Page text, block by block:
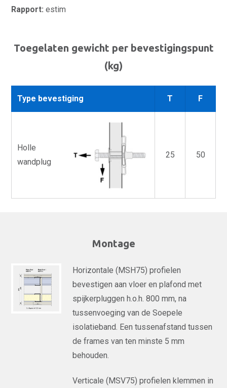
Rapport: estim
Toegelaten gewicht per bevestigingspunt
(kg)
Type bevestiging T F
Holle
wandplug
25 50
Montage
Horizontale (MSH75) profielen
bevestigen aan vloer en plafond met
spijkerpluggen h.o.h. 800 mm, na
tussenvoeging van de Soepele
isolatieband. Een tussenafstand tussen
de frames van ten minste 5 mm
behouden.
Verticale (MSV75) profielen klemmen in